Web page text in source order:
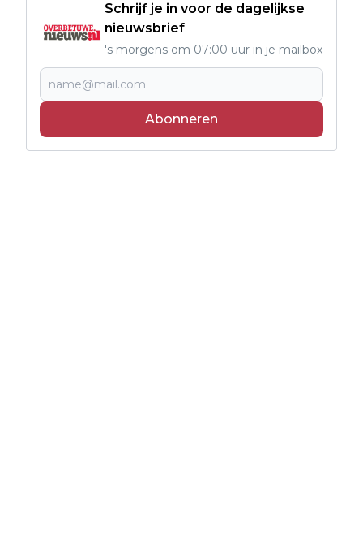
Schrijf je in voor de dagelijkse
nieuwsbrief
's morgens om 07:00 uur in je mailbox
Abonneren